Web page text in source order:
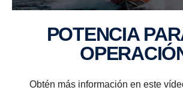
POTENCIA PARA SU
Obtén más información en este